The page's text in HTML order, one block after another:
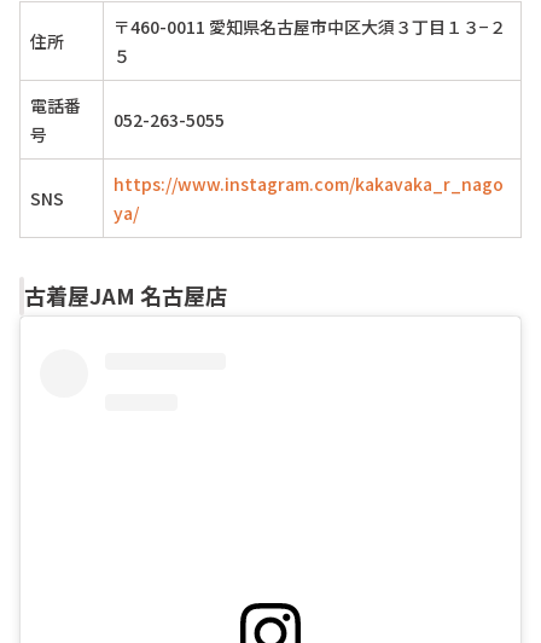
住所
〒460-0011 愛知県名古屋市中区大須３丁目１３−２
５
電話番
号
052-263-5055
SNS
https://www.instagram.com/kakavaka_r_nago
ya/
古着屋JAM 名古屋店